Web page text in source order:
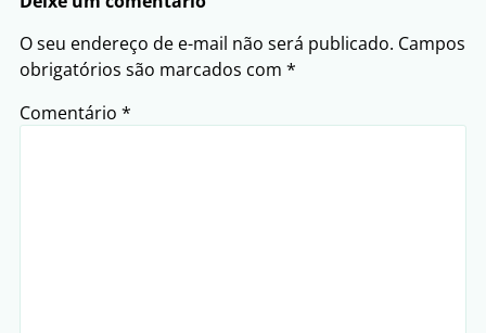
O seu endereço de e-mail não será publicado. Campos
obrigatórios são marcados com *
Comentário *